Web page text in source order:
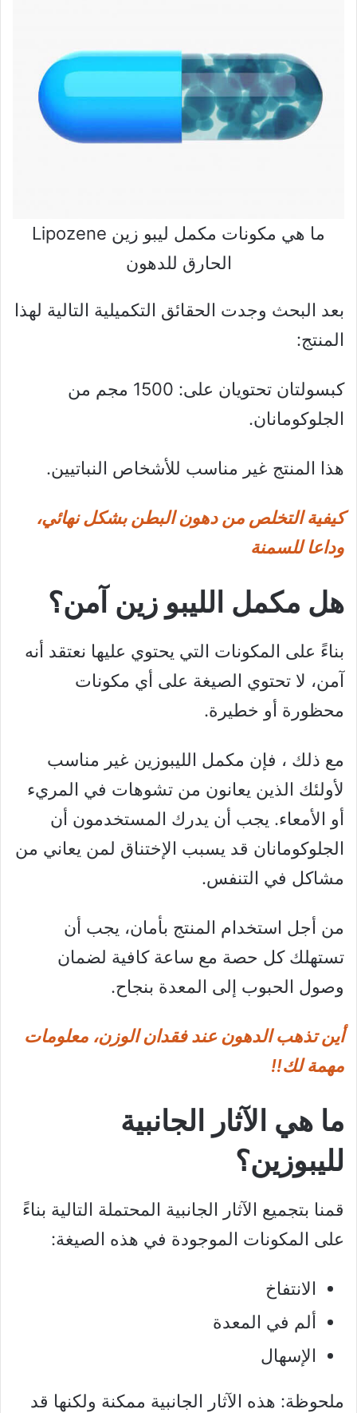
ما هي مكونات مكمل ليبو زين Lipozene
الحارق للدهون
بعد البحث وجدت الحقائق التكميلية التالية لهذا
المنتج:
كبسولتان تحتويان على: 1500 مجم من
الجلوكومانان.
هذا المنتج غير مناسب للأشخاص النباتيين.
كيفية التخلص من دهون البطن بشكل نهائي،
وداعا للسمنة
هل مكمل الليبو زين آمن؟
بناءً على المكونات التي يحتوي عليها نعتقد أنه
آمن، لا تحتوي الصيغة على أي مكونات
محظورة أو خطيرة.
مع ذلك ، فإن مكمل الليبوزين غير مناسب
لأولئك الذين يعانون من تشوهات في المريء
أو الأمعاء. يجب أن يدرك المستخدمون أن
الجلوكومانان قد يسبب الإختناق لمن يعاني من
مشاكل في التنفس.
من أجل استخدام المنتج بأمان، يجب أن
تستهلك كل حصة مع ساعة كافية لضمان
وصول الحبوب إلى المعدة بنجاح.
أين تذهب الدهون عند فقدان الوزن، معلومات
مهمة لك!!
ما هي الآثار الجانبية
لليبوزين؟
قمنا بتجميع الآثار الجانبية المحتملة التالية بناءً
على المكونات الموجودة في هذه الصيغة:
الانتفاخ
ألم في المعدة
الإسهال
ملحوظة: هذه الآثار الجانبية ممكنة ولكنها قد